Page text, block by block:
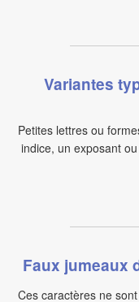
Variantes
Petites lettres ou
indice, un exposant
Faux jumeaux
Ces caractères ne